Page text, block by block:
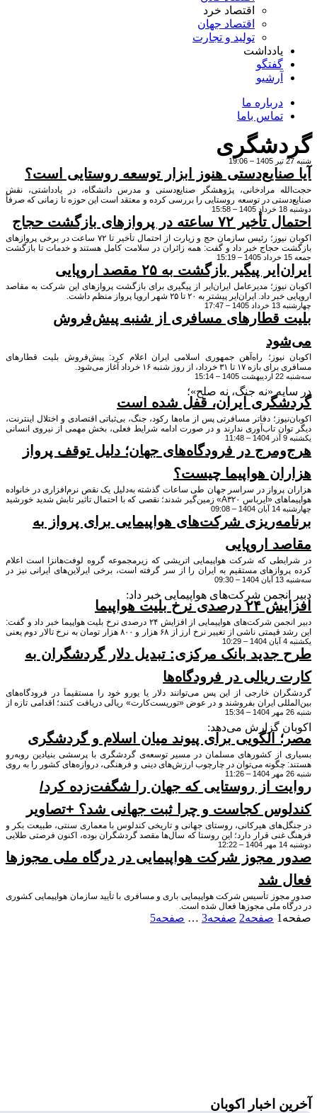
اقتصاد خرد
اقتصاد جهان
تولید و تجارت
یادداشت
گفتگو
آرشیو
درباره ما
تماس باما
هنوز ابزار توسعه روستایی است؟
مرادخانی، پژوهشگر صنایع‌دستی و مدرس دانشگاه، در یادداشتی، نقش
در توسعه روستایی را بررسی کرده و معتقد است این حوزه تا زمانی که صرفاً
از گذشته تلقی شود، نمی‌تواند به‌عنوان ابزاری مؤثر برای توسعه روستاها عمل کند.
ساعته در پروازهای بازگشت حجاج
اکوبان نیوز؛ رئیس سازمان حج و زیارت از احتمال تأخیر تا ۷۲ ساعت در برخی پروازهای
حجاج خبر داد و گفت: همه زائران در سلامت کامل هستند و خدمات تا بازگشت
پیگیر بازگشت به ۲۵ مقصد اروپایی
نیوز؛ مدیرعامل ایران‌ایر از پیگیری برای بازگشت پروازهای این شرکت به مقاصد
ایران‌ایر پیشتر به ۲۰ تا ۲۵ شهر اروپا پرواز منظم داشت.
17:47
قطارهای مسافری از شنبه پیش‌فروش
نیوز؛ راه‌آهن جمهوری اسلامی ایران اعلام کرد: پیش‌فروش بلیت قطارهای
خرداد، از روز شنبه ۱۶ خرداد آغاز می‌شود.
«نه جنگ، نه صلح»؛
ایران، قفل شده است
دفاتر مسافرتی پس از ماه‌ها رکود، جنگ، بی‌ثباتی اقتصادی و اختلال اینترنت،
تاب‌آوری ندارند و در صورت ادامه شرایط فعلی، بخش مهمی از نیروی انسانی
صنعت از بین خواهد رفت.
در فرودگاه‌های جهان؛ دلیل توقف پرواز
هواپیما چیست؟
پرواز در سراسر جهان طی ساعات گذشته به‌دلیل یک نقص نرم‌افزاری در خانواده
هواپیماهای «ایرباس A۳۲۰» زمین‌گیر شدند؛ نقصی که با احتمال تاثیر تابش شدید خورشید
کنترل پرواز مرتبط دانسته شده و سبب شد سازمان‌های هوانوردی اروپا و
به شکلی کم‌سابقه دستور رفع مشکل و «بازگشت به نسخه پیشین نرم‌افزار» را
09:08
شرکت‌های هواپیمایی برای پرواز به
اروپایی
که شرکت هواپیمایی اتریشی که زیرمجموعه گروه لوفت‌هانزا است اعلام
مستقیم به ایران را از سر گرفته است، برخی ایرلاین‌های ایرانی نیز در
برقراری پرواز در برخی مسیرهای اروپایی هستند.
شرکت‌های هواپیمایی خبر داد:
بلیت هواپیما
دبیر انجمن شرکت‌های هواپیمایی از افزایش ۲۴ درصدی نرخ بلیت هواپیما خبر داد و گفت:
این رشد قیمتی ناشی از تغییر نرخ ارز از ۶۸ هزار و ۸۰۰ هزار تومان به نرخ تالار دوم یعنی
بانک مرکزی: تبدیل دلار گردشگران به
ریالی در فرودگاه‌ها
خارجی از این پس می‌توانند دلار یا یورو خود را مستقیماً در فرودگاه‌های
ایران بفروشند و در عوض «توریست‌کارت» ریالی دریافت کنند؛ اقدامی تازه از
مرکزی برای ساده‌تر کردن خرید و پرداخت در ایران و هدایت ارز ورودی به
گزارش می‌دهد:
الگویی برای پیوند میان اسلام و گردشگری
از کشورهای مسلمان در مسیر توسعه‌ی گردشگری با پرسشی بنیادین روبه‌رو
چگونه می‌توان در چارچوب ارزش‌های دینی و فرهنگی، دروازه‌های کشور را به روی
جهان گشود و در عین حال از منافع اقتصادی این صنعت بهره برد؟ پاسخ به این
شاید بتوان در تجربه‌ی مصر جست‌وجو کرد؛ کشوری که با وجود بافت مذهبی
شده است یکی از پرجاذبه‌ترین و پربازدیدترین مقاصد گردشگری جهان اسلام
از روستایی که جهان را شگفت‌زده کرد/
کجاست و چرا ثبت جهانی شد؟ +تصاویر
هیرکانی، روستای جهانی و تاریخی کندلوس با معماری سنتی، طبیعت بکر و
قرار دارد؛ این روستا که سال‌ها مقصد گردشگران بوده، اکنون فرصتی طلایی
پایدار گردشگری در مازندران فراهم کرده است.
مجوز شرکت هواپیمایی در درگاه ملی مجوزها
شد
تأسیس شرکت هواپیمایی باری و مسافری با تأیید سازمان هواپیمایی کشوری
ملی مجوزها فعال شده است.
1 صفحه 2 صفحه 3
… صفحه 5
اخبار اکوبان